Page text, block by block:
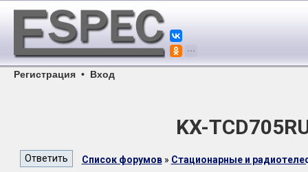
Регистрация • Вход
KX-
Список форумов» Стационарные и